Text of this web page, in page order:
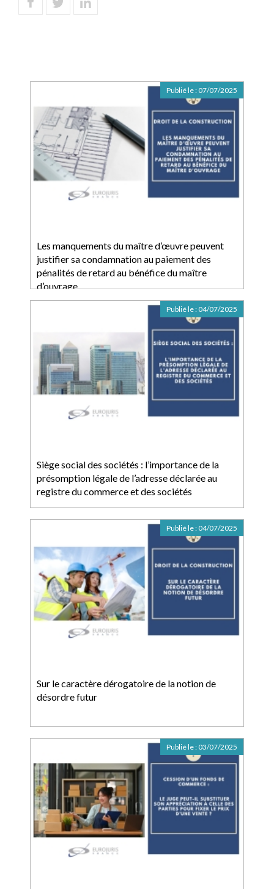
Les manquements du maître d’œuvre peuvent
justifier sa condamnation au paiement des
pénalités de retard au bénéfice du maître
d’ouvrage
Publié le : 07/07/2025
Siège social des sociétés : l’importance de la
présomption légale de l’adresse déclarée au
registre du commerce et des sociétés
Publié le : 04/07/2025
Sur le caractère dérogatoire de la notion de
désordre futur
Publié le : 04/07/2025
Publié le : 03/07/2025